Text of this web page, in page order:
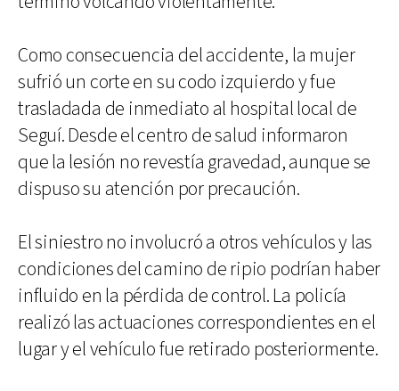
Como consecuencia del accidente, la mujer
sufrió un corte en su codo izquierdo y fue
trasladada de inmediato al hospital local de
Seguí. Desde el centro de salud informaron
que la lesión no revestía gravedad, aunque se
dispuso su atención por precaución.
El siniestro no involucró a otros vehículos y las
condiciones del camino de ripio podrían haber
influido en la pérdida de control. La policía
realizó las actuaciones correspondientes en el
lugar y el vehículo fue retirado posteriormente.